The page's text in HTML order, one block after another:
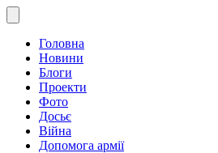
Головна
Новини
Блоги
Проекти
Фото
Досьє
Війна
Допомога армії